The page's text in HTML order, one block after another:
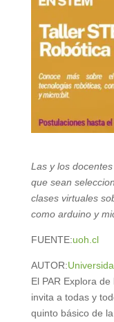
Las y los
que sean
clases virtuales
como arduino y
FUENTE:uoh.cl
AUTOR:
El PAR Explora
invita a todas y
quinto básico de